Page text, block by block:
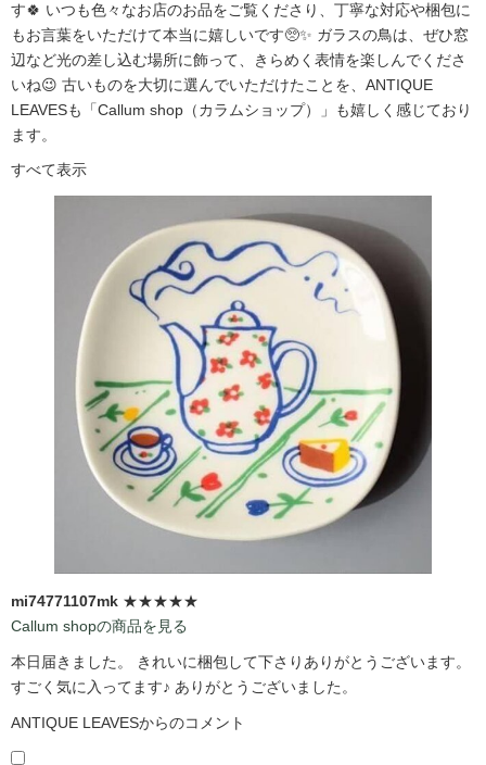
す🍀 いつも色々なお店のお品をご覧くださり、丁寧な対応や梱包に
もお言葉をいただけて本当に嬉しいです🥺✨ ガラスの鳥は、ぜひ窓
辺など光の差し込む場所に飾って、きらめく表情を楽しんでくださ
いね😉 古いものを大切に選んでいただけたことを、ANTIQUE
LEAVESも「Callum shop（カラムショップ）」も嬉しく感じており
ます。
すべて表示
mi74771107mk ★★★★★
Callum shopの商品を見る
本日届きました。 きれいに梱包して下さりありがとうございます。
すごく気に入ってます♪ ありがとうございました。
ANTIQUE LEAVESからのコメント